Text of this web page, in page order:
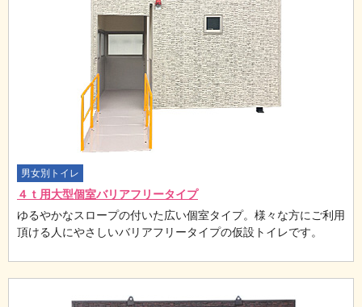
男女別トイレ
４ｔ用大型個室バリアフリータイプ
ゆるやかなスロープの付いた広い個室タイプ。様々な方にご利用
頂ける人にやさしいバリアフリータイプの仮設トイレです。